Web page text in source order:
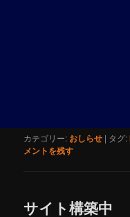
カテゴリー: おしらせ | タグ:
メントを残す
サイト構築中